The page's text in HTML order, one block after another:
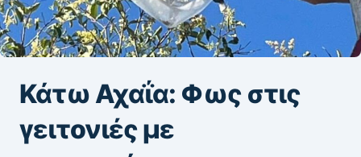
Κάτω Αχαΐα: Φως στις
γειτονιές με